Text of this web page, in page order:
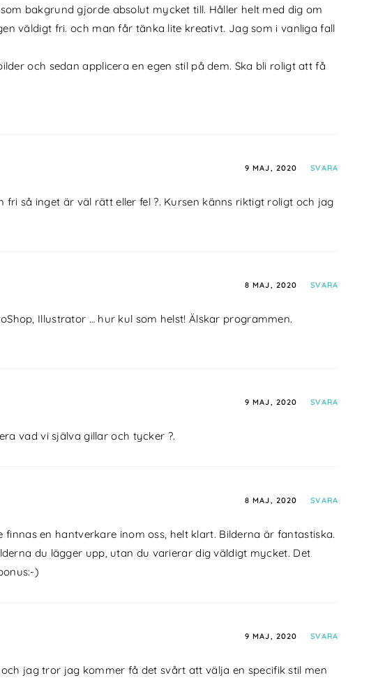
bakgrund gjorde absolut mycket till. Håller helt med dig om
väldigt fri. och man får tänka lite kreativt. Jag som i vanliga fall
och sedan applicera en egen stil på dem. Ska bli roligt att få
9 MAJ, 2020 SVARA
så inget är väl rätt eller fel ?. Kursen känns riktigt roligt och jag
8 MAJ, 2020 SVARA
Illustrator … hur kul som helst! Älskar programmen.
9 MAJ, 2020 SVARA
vad vi själva gillar och tycker ?.
8 MAJ, 2020 SVARA
en hantverkare inom oss, helt klart. Bilderna är fantastiska.
du lägger upp, utan du varierar dig väldigt mycket. Det
)
9 MAJ, 2020 SVARA
jag tror jag kommer få det svårt att välja en specifik stil men